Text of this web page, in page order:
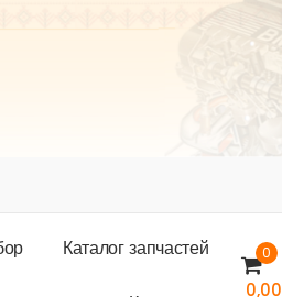
ор Каталогзапчастей 0
0,00